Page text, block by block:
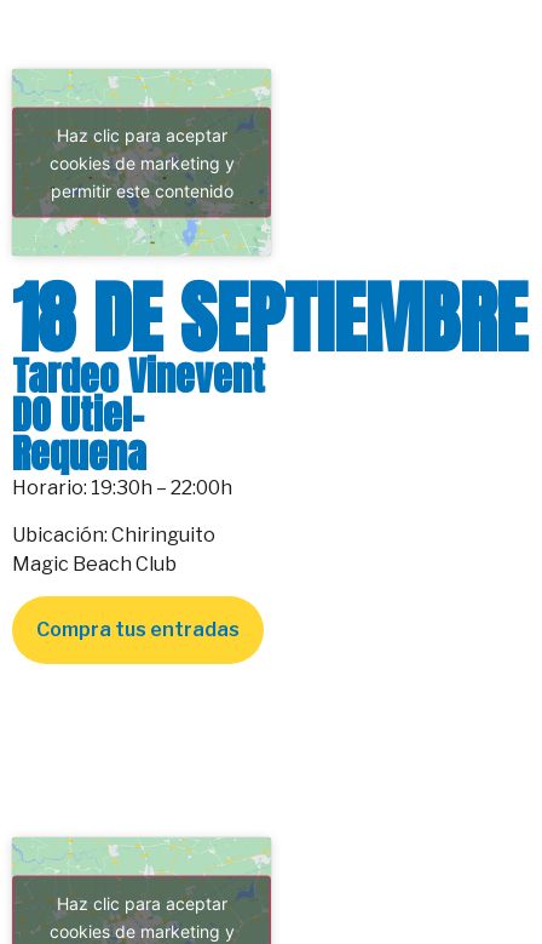
Haz clic para aceptar
cookies de marketing y
permitir este contenido
18 DE SEPTIEMBRE
Tardeo Vinevent
DO Utiel-
Requena
Horario: 19:30h – 22:00h
Ubicación: Chiringuito
Magic Beach Club
Compra tus entradas
Haz clic para aceptar
cookies de marketing y